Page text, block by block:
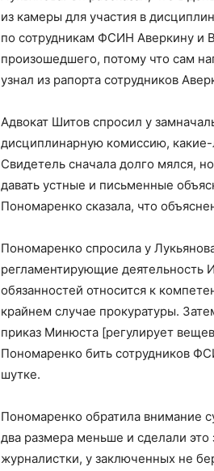
из камеры для участия в
по сотрудникам ФСИН Аверкину и
произошедшего, потому что сам
узнал из рапорта сотрудников
Адвокат Шитов спросил у
дисциплинарную комиссию,
Свидетель сначала долго мялся,
давать устные и письменные
Пономаренко сказала, что
Пономаренко спросила у
регламентирующие деятельность
обязанностей относится к
крайнем случае прокуратуры.
приказ Минюста [регулирует
Пономаренко бить сотрудников
шутке.
Пономаренко обратила внимание
два размера меньше и сделали
журналистки, у заключенных не